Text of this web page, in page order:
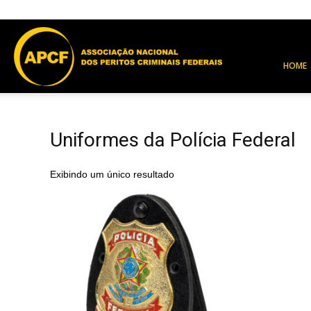
HOME
Uniformes da Polícia Federal
Exibindo um único resultado